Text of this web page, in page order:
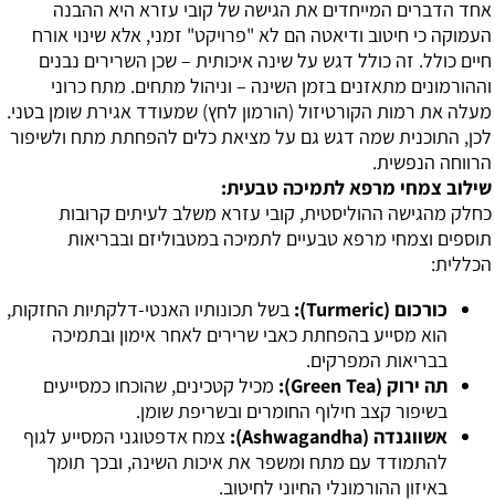
אחד הדברים המייחדים את הגישה של קובי עזרא היא ההבנה
העמוקה כי חיטוב ודיאטה הם לא "פרויקט" זמני, אלא שינוי אורח
חיים כולל. זה כולל דגש על שינה איכותית – שכן השרירים נבנים
וההורמונים מתאזנים בזמן השינה – וניהול מתחים. מתח כרוני
מעלה את רמות הקורטיזול (הורמון לחץ) שמעודד אגירת שומן בטני.
לכן, התוכנית שמה דגש גם על מציאת כלים להפחתת מתח ולשיפור
הרווחה הנפשית.
שילוב צמחי מרפא לתמיכה טבעית:
כחלק מהגישה ההוליסטית, קובי עזרא משלב לעיתים קרובות
תוספים וצמחי מרפא טבעיים לתמיכה במטבוליזם ובבריאות
הכללית:
כורכום (Turmeric):
בשל תכונותיו האנטי-דלקתיות החזקות,
הוא מסייע בהפחתת כאבי שרירים לאחר אימון ובתמיכה
בבריאות המפרקים.
תה ירוק (Green Tea):
מכיל קטכינים, שהוכחו כמסייעים
בשיפור קצב חילוף החומרים ובשריפת שומן.
אשווגנדה (Ashwagandha):
צמח אדפטוגני המסייע לגוף
להתמודד עם מתח ומשפר את איכות השינה, ובכך תומך
באיזון ההורמונלי החיוני לחיטוב.